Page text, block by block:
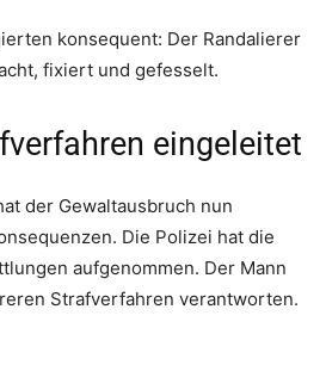
konsequent: Der Randalierer
fixiert und gefesselt.
eingeleitet
der Gewaltausbruch nun
Die Polizei hat die
aufgenommen. Der Mann
Strafverfahren verantworten.